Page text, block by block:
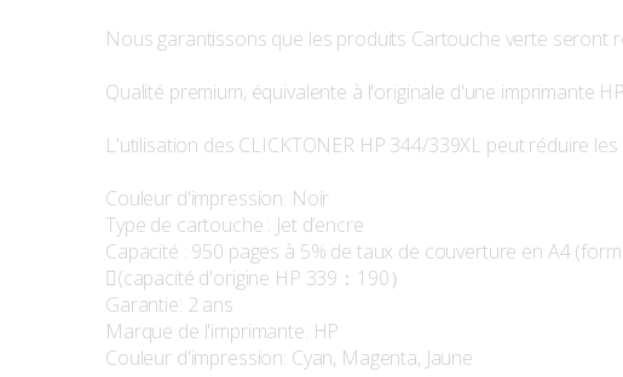
Nous garantissons que les produits Cartouche verte seront
Qualité premium, équivalente à l'originale d'une imprimante
L'utilisation des CLICKTONER HP 344/339XL peut réduire
Couleur d'impression: Noir
Type de cartouche : Jet d’encre
Capacité : 950 pages à 5% de taux de couverture en A4
(capacité d'origine HP 339：190）
Garantie: 2 ans
Marque de l'imprimante: HP
Couleur d'impression: Cyan, Magenta, Jaune